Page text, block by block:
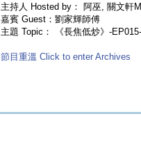
主持人 Hosted by： 阿巫, 關文軒
嘉賓 Guest：劉家輝師傅
主題 Topic： 《長焦低炒》-
節目重溫 Click to enter Archives